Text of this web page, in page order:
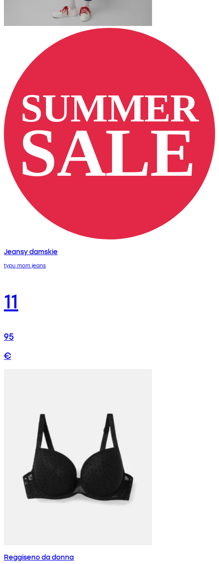
Jeansy damskie
typu mom jeans
11
95
€
Reggiseno da donna